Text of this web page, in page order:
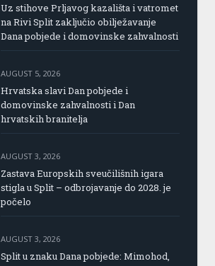
Uz stihove Prljavog kazališta i vatromet
na Rivi Split zaključio obilježavanje
Dana pobjede i domovinske zahvalnosti
AUGUST 5, 2026
Hrvatska slavi Dan pobjede i
domovinske zahvalnosti i Dan
hrvatskih branitelja
AUGUST 3, 2026
Zastava Europskih sveučilišnih igara
stigla u Split – odbrojavanje do 2028. je
počelo
AUGUST 3, 2026
Split u znaku Dana pobjede: Mimohod,